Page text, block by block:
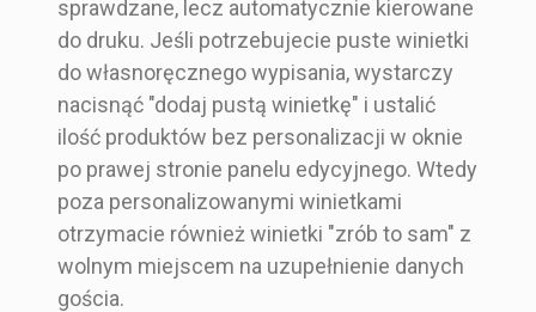
sprawdzane, lecz automatycznie kierowane
do druku. Jeśli potrzebujecie puste winietki
do własnoręcznego wypisania, wystarczy
nacisnąć "dodaj pustą winietkę" i ustalić
ilość produktów bez personalizacji w oknie
po prawej stronie panelu edycyjnego. Wtedy
poza personalizowanymi winietkami
otrzymacie również winietki "zrób to sam" z
wolnym miejscem na uzupełnienie danych
gościa.